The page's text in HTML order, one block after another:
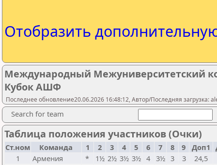
Отобразить
Международный Межуниверситетский
Кубок АШФ
Последнее обновление20.06.2026 16:48:12, Автор/Последняя загрузка:
Search for team
Таблица положения участников (Очки)
Ст.ном Команда 1 2 3 4 5 6 7 8 9 Доп1
1
Армения * 1½ 2½ 3½ 3½ 4 3½ 3 3
24,5